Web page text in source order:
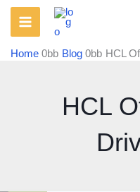
Skip
Home Blog HCL
HCL